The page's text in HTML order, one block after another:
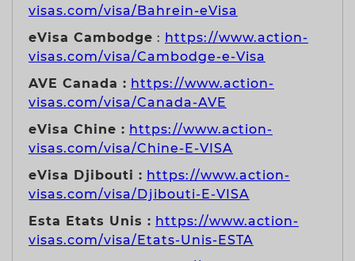
visas.com/visa/Bahrein-eVisa
eVisa Cambodge : https://www.action-
visas.com/visa/Cambodge-e-Visa
AVE Canada : https://www.action-
visas.com/visa/Canada-AVE
eVisa Chine : https://www.action-
visas.com/visa/Chine-E-VISA
eVisa Djibouti : https://www.action-
visas.com/visa/Djibouti-E-VISA
Esta Etats Unis : https://www.action-
visas.com/visa/Etats-Unis-ESTA